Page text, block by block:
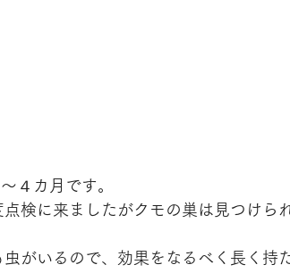
４カ月です。
検に来ましたがクモの巣は見つけら
がいるので、効果をなるべく長く持